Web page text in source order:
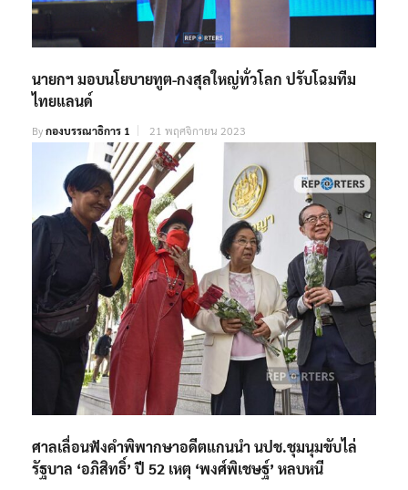
นายกฯ​ มอบนโยบายทูต-กงสุลใหญ่ทั่วโลก​ ปรับโฉมทีม
ไทยแลนด์
Byกองบรรณาธิการ 1 21 พฤศจิกายน 2023
ศาลเลื่อนฟังคำพิพากษาอดีตแกนนำ นปช.ชุมนุมขับไล่
รัฐบาล ‘อภิสิทธิ์’ ปี 52 เหตุ ‘พงศ์พิเชษฐ์’ หลบหนี